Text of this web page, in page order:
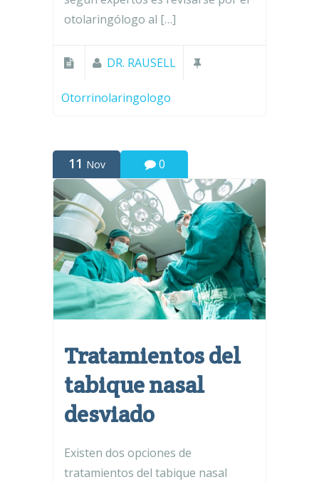
otolaringólogo al […]
DR. RAUSELL
Otorrinolaringologo
11 Nov 0
Tratamientos del
tabique nasal
desviado
Existen dos opciones de
tratamientos del tabique nasal